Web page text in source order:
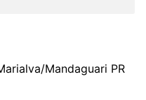
Mandaguari PR